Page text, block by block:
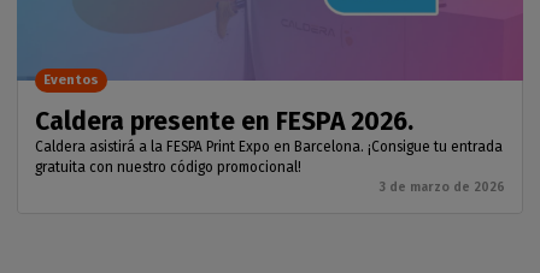
Caldera presente en FESPA 2026.
Caldera asistirá a la FESPA Print Expo en Barcelona. ¡Consigue tu entrada
gratuita con nuestro código promocional!
3 de marzo de 2026
Eventos